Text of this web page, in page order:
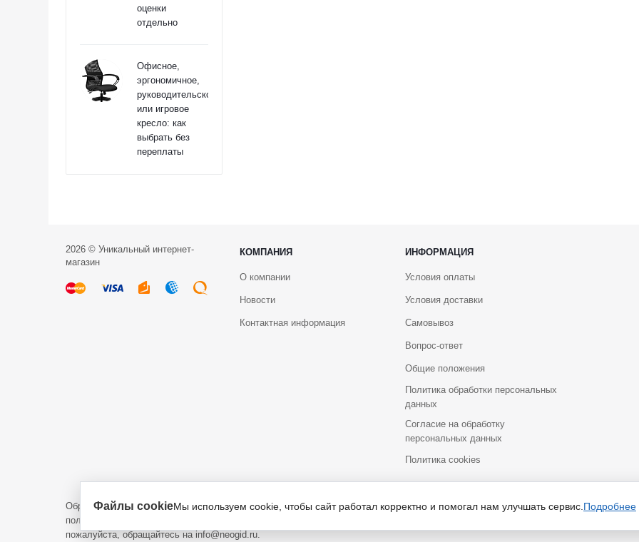
оценки
отдельно
Офисное,
эргономичное,
руководительское
или игровое
кресло: как
выбрать без
переплаты
2026 © Уникальный интернет-
магазин
КОМПАНИЯ ИНФОРМАЦИЯ
О компании
Новости
Контактная информация
Условия оплаты
Условия доставки
Самовывоз
Вопрос-ответ
Общие положения
Политика обработки персональных
данных
Согласие на обработку
персональных данных
Политика cookies
Обращаем ваше внимание на то, что данный интернет-сайт носит исключительно информационный характер и ни при каких
положениями пункта 1 статьи 437 Гражданского кодекса Российской Федерации. Для получения подробной информации о
пожалуйста, обращайтесь на info@neogid.ru.
Файлы cookieМы используем cookie, чтобы сайт работал корректно и помогал нам улучшать сервис. Подробнее